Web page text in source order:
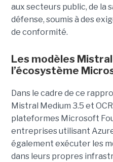
aux secteurs public, de la
défense, soumis à des
de conformité.
Les modèles
l’écosystème
Dans le cadre de ce
Mistral Medium 3.5 et
plateformes Microsoft
entreprises utilisant
également exécuter les
dans leurs propres